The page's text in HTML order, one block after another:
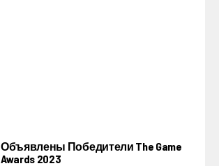
Объявлены Победители The Game
Awards 2023